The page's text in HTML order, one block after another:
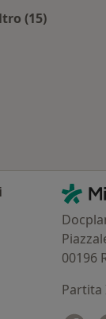
(15)
00196
Partita